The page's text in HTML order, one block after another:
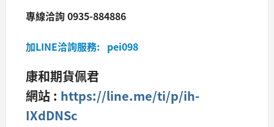
專線洽詢 0935-884886
加LINE洽詢服務: pei098
康和期貨佩君
網站 : https://line.me/ti/p/ih-
IXdDNSc